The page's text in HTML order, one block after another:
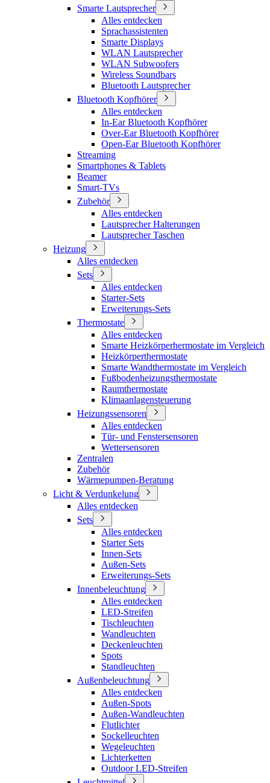
Smarte Lautsprecher
Alles entdecken
Sprachassistenten
Smarte Displays
WLAN Lautsprecher
WLAN Subwoofers
Wireless Soundbars
Bluetooth Lautsprecher
Bluetooth Kopfhörer
Alles entdecken
In-Ear Bluetooth Kopfhörer
Over-Ear Bluetooth Kopfhörer
Open-Ear Bluetooth Kopfhörer
Streaming
Smartphones & Tablets
Beamer
Smart-TVs
Zubehör
Alles entdecken
Lautsprecher Halterungen
Lautsprecher Taschen
Heizung
Alles entdecken
Sets
Alles entdecken
Starter-Sets
Erweiterungs-Sets
Thermostate
Alles entdecken
Smarte Heizkörperhermostate im Vergleich
Heizkörperthermostate
Smarte Wandthermostate im Vergleich
Fußbodenheizungsthermostate
Raumthermostate
Klimaanlagensteuerung
Heizungssensoren
Alles entdecken
Tür- und Fenstersensoren
Wettersensoren
Zentralen
Zubehör
Wärmepumpen-Beratung
Licht & Verdunkelung
Alles entdecken
Sets
Alles entdecken
Starter Sets
Innen-Sets
Außen-Sets
Erweiterungs-Sets
Innenbeleuchtung
Alles entdecken
LED-Streifen
Tischleuchten
Wandleuchten
Deckenleuchten
Spots
Standleuchten
Außenbeleuchtung
Alles entdecken
Außen-Spots
Außen-Wandleuchten
Flutlichter
Sockelleuchten
Wegeleuchten
Lichterketten
Outdoor LED-Streifen